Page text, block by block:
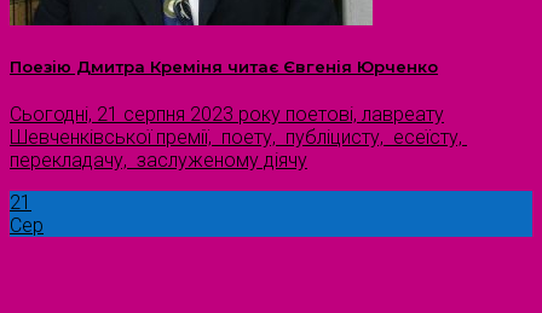
Поезію Дмитра Креміня читає Євгенія Юрченко
Сьогодні, 21 серпня 2023 року поетові, лавреату
Шевченківської премії, поету, публіцисту, есеїсту,
перекладачу, заслуженому діячу
21
Сер